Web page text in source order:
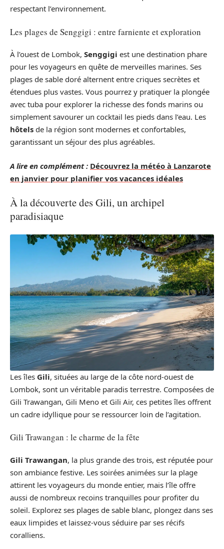
respectant l’environnement.
Les plages de Senggigi : entre farniente et exploration
À l’ouest de Lombok, Senggigi est une destination phare
pour les voyageurs en quête de merveilles marines. Ses
plages de sable doré alternent entre criques secrètes et
étendues plus vastes. Vous pourrez y pratiquer la plongée
avec tuba pour explorer la richesse des fonds marins ou
simplement savourer un cocktail les pieds dans l’eau. Les
hôtels de la région sont modernes et confortables,
garantissant un séjour des plus agréables.
A lire en complément : Découvrez la météo à Lanzarote
en janvier pour planifier vos vacances idéales
À la découverte des Gili, un archipel
paradisiaque
Les îles Gili, situées au large de la côte nord-ouest de
Lombok, sont un véritable paradis terrestre. Composées de
Gili Trawangan, Gili Meno et Gili Air, ces petites îles offrent
un cadre idyllique pour se ressourcer loin de l’agitation.
Gili Trawangan : le charme de la fête
Gili Trawangan, la plus grande des trois, est réputée pour
son ambiance festive. Les soirées animées sur la plage
attirent les voyageurs du monde entier, mais l’île offre
aussi de nombreux recoins tranquilles pour profiter du
soleil. Explorez ses plages de sable blanc, plongez dans ses
eaux limpides et laissez-vous séduire par ses récifs
coralliens.